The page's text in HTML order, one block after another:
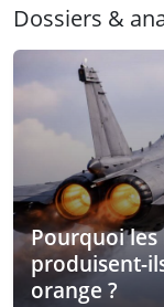
Dossiers &
Pourquoi les
produisent-
orange ?